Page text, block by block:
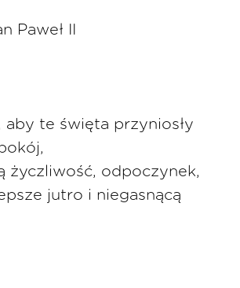
Paweł II
aby te święta przyniosły
życzliwość, odpoczynek,
jutro i niegasnącą